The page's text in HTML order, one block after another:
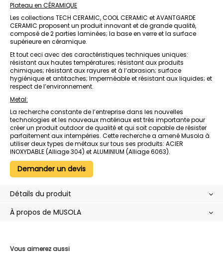
Vous aimerez aussi
Plateau en CÉRAMIQUE
Les collections TECH CERAMIC, COOL CERAMIC et AVANTGARDE
CERAMIC proposent un produit innovant et de grande qualité,
composé de 2 parties laminées; la base en verre et la surface
supérieure en céramique.
Et tout ceci avec des caractéristiques techniques uniques:
résistant aux hautes températures; résistant aux produits
chimiques; résistant aux rayures et à l’abrasion; surface
hygiénique et antitaches; Imperméable et résistant aux liquides; et
respect de l’environnement.
Metal:
La recherche constante de l’entreprise dans les nouvelles
technologies et les nouveaux matériaux est très importante pour
créer un produit outdoor de qualité et qui soit capable de résister
parfaitement aux intempéries. Cette recherche a amené Musola à
utiliser deux types de métaux sur tous ses produits: ACIER
INOXYDABLE (Alliage 304) et ALUMINIUM (Alliage 6063).
Demander un devis
Détails du produit
À propos de MUSOLA